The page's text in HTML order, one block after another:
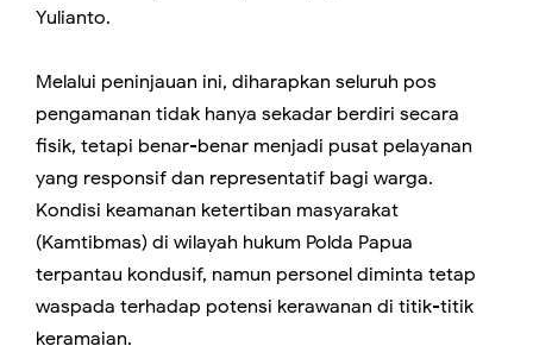
Yulianto.
Melalui peninjauan ini, diharapkan seluruh pos
pengamanan tidak hanya sekadar berdiri secara
fisik, tetapi benar-benar menjadi pusat pelayanan
yang responsif dan representatif bagi warga.
Kondisi keamanan ketertiban masyarakat
(Kamtibmas) di wilayah hukum Polda Papua
terpantau kondusif, namun personel diminta tetap
waspada terhadap potensi kerawanan di titik-titik
keramaian.